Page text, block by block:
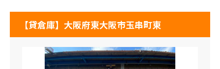
【貸倉庫】大阪府東大阪市玉串町東